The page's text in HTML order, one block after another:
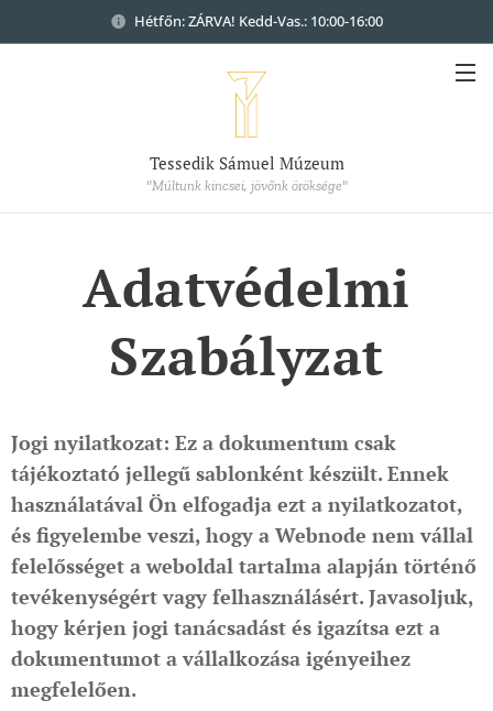
Hétfőn: ZÁRVA! Kedd-Vas.: 10:00-16:00
Tessedik Sámuel Múzeum
"Múltunk kincsei, jövőnk öröksége"
Adatvédelmi
Szabályzat
Jogi nyilatkozat: Ez a dokumentum csak
tájékoztató jellegű sablonként készült. Ennek
használatával Ön elfogadja ezt a nyilatkozatot,
és figyelembe veszi, hogy a Webnode nem vállal
felelősséget a weboldal tartalma alapján történő
tevékenységért vagy felhasználásért. Javasoljuk,
hogy kérjen jogi tanácsadást és igazítsa ezt a
dokumentumot a vállalkozása igényeihez
megfelelően.